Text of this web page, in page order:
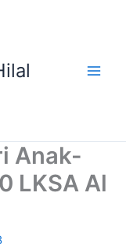
Anak-
LKSA Al